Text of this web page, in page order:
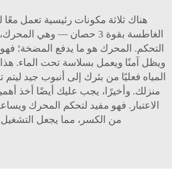
هناك ثلاثة مكونات رئيسية تعمل معًا
الغاطسة بقوة 3 حصان — وهي
التحكم. المحرك هو ما يدفع المضخة؛
ويظل آمنًا ويعمل بسلاسة تحت الماء.
المياه فعليًا من بئرك إلى أنبوب جيد
منزلك. وأخيرًا، يجب عليك أيضًا أخذ
الاعتبار. فهو مفيد لتحكم المحرك
من الكسر، مما يجعل التشغيل